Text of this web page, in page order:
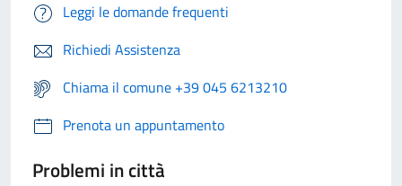
Leggi le domande frequenti
Richiedi Assistenza
Chiama il comune +39 045 6213210
Prenota un appuntamento
Problemi in città